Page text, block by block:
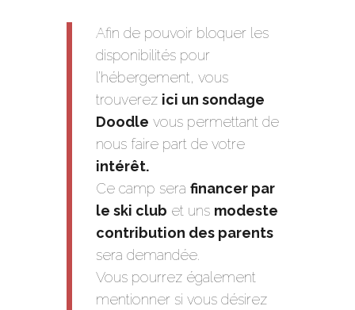
Afin de pouvoir bloquer les
disponibilités pour
l’hébergement, vous
trouverez ici un sondage
Doodle vous permettant de
nous faire part de votre
intérêt.
Ce camp sera financer par
le ski club et uns modeste
contribution des parents
sera demandée.
Vous pourrez également
mentionner si vous désirez